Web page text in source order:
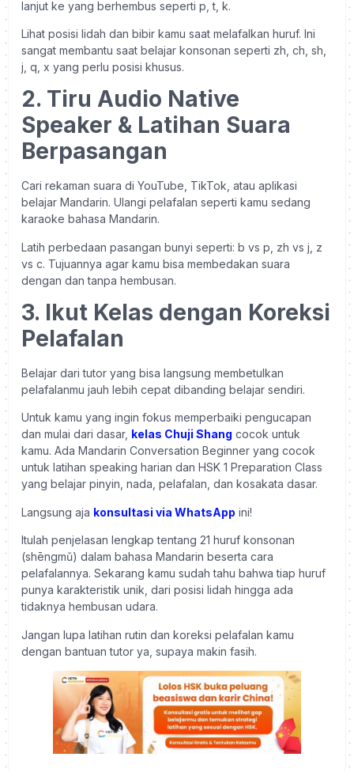
lanjut ke yang berhembus seperti p, t, k.
Lihat posisi lidah dan bibir kamu saat melafalkan huruf. Ini
sangat membantu saat belajar konsonan seperti zh, ch, sh,
j, q, x yang perlu posisi khusus.
2. Tiru Audio Native
Speaker & Latihan Suara
Berpasangan
Cari rekaman suara di YouTube, TikTok, atau aplikasi
belajar Mandarin. Ulangi pelafalan seperti kamu sedang
karaoke bahasa Mandarin.
Latih perbedaan pasangan bunyi seperti: b vs p, zh vs j, z
vs c. Tujuannya agar kamu bisa membedakan suara
dengan dan tanpa hembusan.
3. Ikut Kelas dengan Koreksi
Pelafalan
Belajar dari tutor yang bisa langsung membetulkan
pelafalanmu jauh lebih cepat dibanding belajar sendiri.
Untuk kamu yang ingin fokus memperbaiki pengucapan
dan mulai dari dasar, kelas Chuji Shang cocok untuk
kamu. Ada Mandarin Conversation Beginner yang cocok
untuk latihan speaking harian dan HSK 1 Preparation Class
yang belajar pinyin, nada, pelafalan, dan kosakata dasar.
Langsung aja konsultasi via WhatsApp ini!
Itulah penjelasan lengkap tentang 21 huruf konsonan
(shēngmǔ) dalam bahasa Mandarin beserta cara
pelafalannya. Sekarang kamu sudah tahu bahwa tiap huruf
punya karakteristik unik, dari posisi lidah hingga ada
tidaknya hembusan udara.
Jangan lupa latihan rutin dan koreksi pelafalan kamu
dengan bantuan tutor ya, supaya makin fasih.